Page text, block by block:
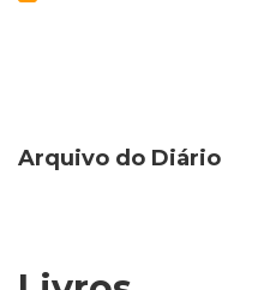
Arquivo do Diário